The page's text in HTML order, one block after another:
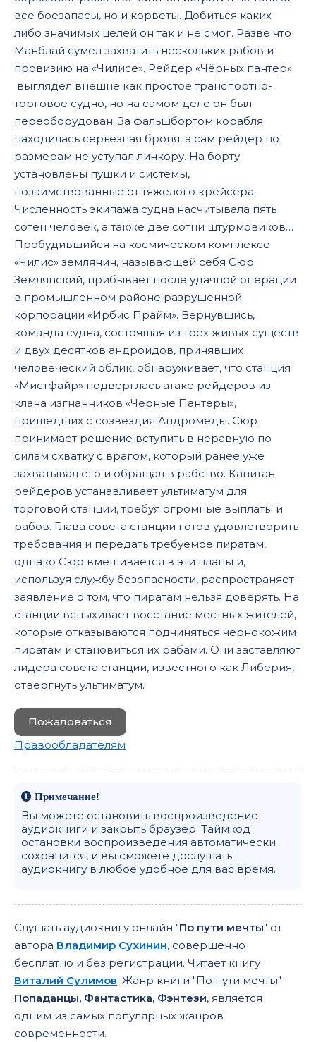
все боезапасы, но и корветы. Добиться каких-
либо значимых целей он так и не смог. Разве что
Манблай сумел захватить нескольких рабов и
провизию на «Чилисе». Рейдер «Чёрных пантер»
выглядел внешне как простое транспортно-
торговое судно, но на самом деле он был
переоборудован. За фальшбортом корабля
находилась серьезная броня, а сам рейдер по
размерам не уступал линкору. На борту
установлены пушки и системы,
позаимствованные от тяжелого крейсера.
Численность экипажа судна насчитывала пять
сотен человек, а также две сотни штурмовиков…
Пробудившийся на космическом комплексе
«Чилис» землянин, называющей себя Сюр
Землянский, прибывает после удачной операции
в промышленном районе разрушенной
корпорации «Ирбис Прайм». Вернувшись,
команда судна, состоящая из трех живых существ
и двух десятков андроидов, принявших
человеческий облик, обнаруживает, что станция
«Мистфайр» подверглась атаке рейдеров из
клана изгнанников «Черные Пантеры»,
пришедших с созвездия Андромеды. Сюр
принимает решение вступить в неравную по
силам схватку с врагом, который ранее уже
захватывал его и обращал в рабство. Капитан
рейдеров устанавливает ультиматум для
торговой станции, требуя огромные выплаты и
рабов. Глава совета станции готов удовлетворить
требования и передать требуемое пиратам,
однако Сюр вмешивается в эти планы и,
используя службу безопасности, распространяет
заявление о том, что пиратам нельзя доверять. На
станции вспыхивает восстание местных жителей,
которые отказываются подчиняться чернокожим
пиратам и становиться их рабами. Они заставляют
лидера совета станции, известного как Либерия,
отвергнуть ультиматум.
Пожаловаться
Правообладателям
Примечание!
Вы можете остановить воспроизведение
аудиокниги и закрыть браузер. Таймкод
остановки воспроизведения автоматически
сохранится, и вы сможете дослушать
аудиокнигу в любое удобное для вас время.
Слушать аудиокнигу онлайн "По пути мечты" от
автора Владимир Сухинин, совершенно
бесплатно и без регистрации. Читает книгу
Виталий Сулимов. Жанр книги "По пути мечты" -
Попаданцы, Фантастика, Фэнтези, является
одним из самых популярных жанров
современности.